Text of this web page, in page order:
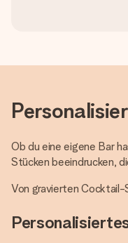
Ob du eine eigene Bar
Stücken beeindrucken,
Von gravierten